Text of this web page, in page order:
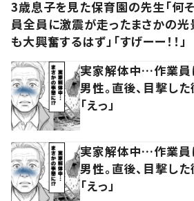
3歳息子を見た保育園の先生「何
員全員に激震が走ったまさかの光
も大興奮するはず」「すげーー！！」
実家解体中…作業員
男性。直後、目撃し
「えっ」
実家解体中…作業員
男性。直後、目撃し
「えっ」